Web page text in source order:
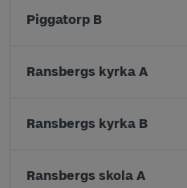
Piggatorp B
Ransbergs kyrka A
Ransbergs kyrka B
Ransbergs skola A